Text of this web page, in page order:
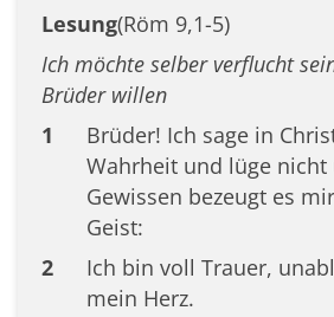
Lesung(Röm 9,1-5)
Ich möchte selber verflucht
Brüder willen
1
Brüder! Ich sage in
Wahrheit und lüge
Gewissen bezeugt es
Geist:
2
Ich bin voll Trauer,
mein Herz.